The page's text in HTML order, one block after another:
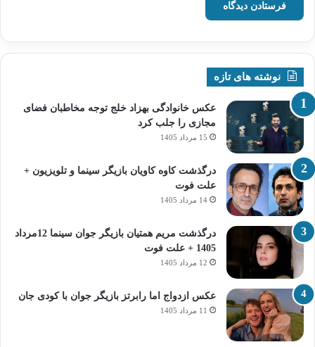
نوشته های تازه
عکس خانوادگی بهزاد خلج توجه مخاطبان فضای
مجازی را جلب کرد
15 مرداد 1405
درگذشت کاوه کاویان بازیگر سینما و تلویزیون +
علت فوت
14 مرداد 1405
درگذشت مریم همتیان بازیگر جوان سینما 12مرداد
1405 + علت فوت
12 مرداد 1405
عکس ازدواج اما رابرتز بازیگر جوان با کودی جان
11 مرداد 1405